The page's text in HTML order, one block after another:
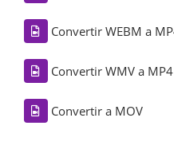
Convertir WEBM a
Convertir WMV a MP4
Convertir a MOV